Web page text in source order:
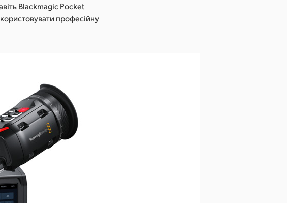
Blackmagic Pocket
професійну